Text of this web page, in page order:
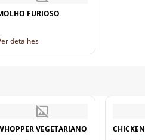
FURIOSO
detalhes
VEGETARIANO